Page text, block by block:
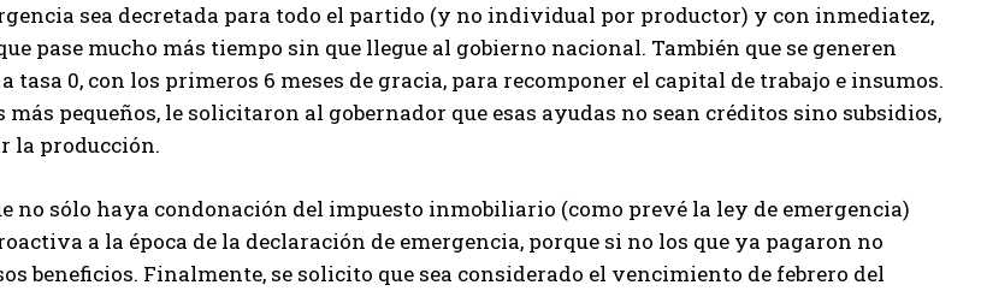
la
sea decretada para todo el partido (y no individual por productor) y con inmediatez,
pase mucho más tiempo sin que llegue al gobierno nacional. También que se generen
tasa 0, con los primeros 6 meses de gracia, para recomponer el capital de trabajo e insumos.
más pequeños, le solicitaron al gobernador que esas ayudas no sean créditos sino subsidios,
la producción.
no sólo haya condonación del impuesto inmobiliario (como prevé la ley de emergencia)
a la época de la declaración de emergencia, porque si no los que ya pagaron no
beneficios. Finalmente, se solicito que sea considerado el vencimiento de febrero del